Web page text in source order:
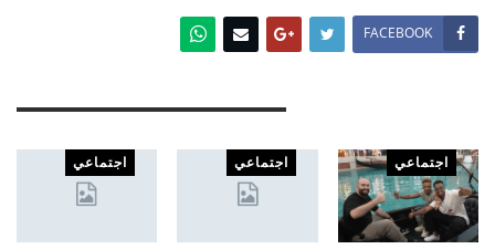
FACEBOOK
اجتماعي اجتماعي اجتماعي